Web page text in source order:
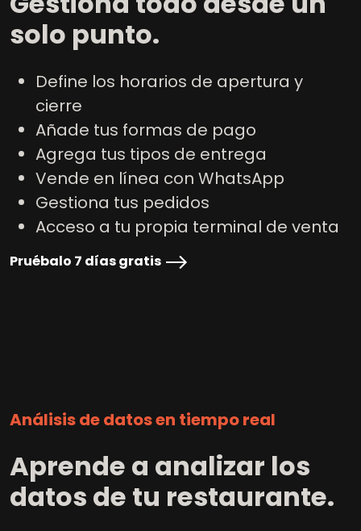
solo punto.
Define los horarios de apertura y
cierre
Añade tus formas de pago
Agrega tus tipos de entrega
Vende en línea con WhatsApp
Gestiona tus pedidos
Acceso a tu propia terminal de venta
Pruébalo 7 días gratis
Análisis de datos en tiempo real
Aprende a analizar los
datos de tu restaurante.